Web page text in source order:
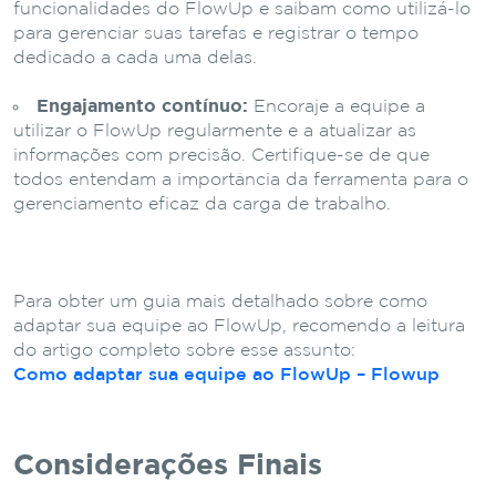
funcionalidades do FlowUp e saibam como utilizá-lo
para gerenciar suas tarefas e registrar o tempo
dedicado a cada uma delas.
Engajamento contínuo: Encoraje a equipe a
utilizar o FlowUp regularmente e a atualizar as
informações com precisão. Certifique-se de que
todos entendam a importância da ferramenta para o
gerenciamento eficaz da carga de trabalho.
Para obter um guia mais detalhado sobre como
adaptar sua equipe ao FlowUp, recomendo a leitura
do artigo completo sobre esse assunto:
Como adaptar sua equipe ao FlowUp – Flowup
Considerações Finais